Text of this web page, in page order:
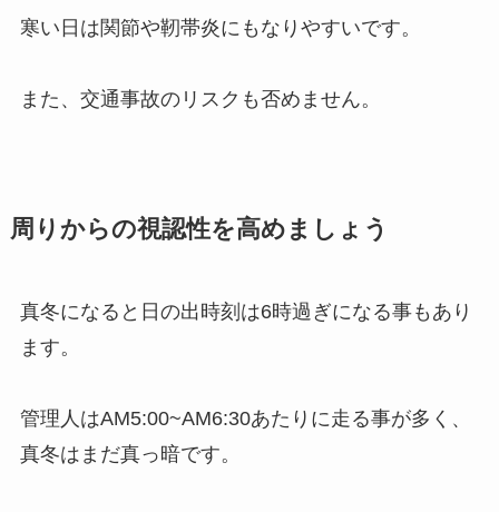
寒い日は関節や靭帯炎にもなりやすいです。
また、交通事故のリスクも否めません。
周りからの視認性を高めましょう
真冬になると日の出時刻は6時過ぎになる事もあり
ます。
管理人はAM5:00~AM6:30あたりに走る事が多く、
真冬はまだ真っ暗です。